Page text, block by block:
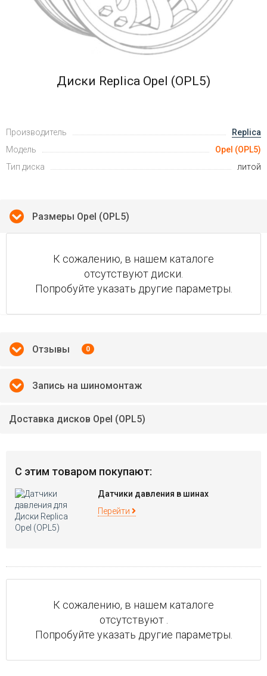
Диски Replica Opel (OPL5)
Производитель
Replica
Модель
Opel (OPL5)
Тип диска
литой
Размеры Opel (OPL5)
К сожалению, в нашем каталоге
отсутствуют диски.
Попробуйте указать другие параметры.
Отзывы 0
Запись на шиномонтаж
Доставка дисков Opel (OPL5)
С этим товаром покупают:
Датчики давления в шинах
Перейти
К сожалению, в нашем каталоге
отсутствуют .
Попробуйте указать другие параметры.